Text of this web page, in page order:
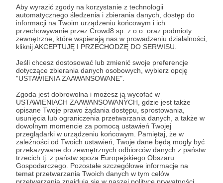
Aby wyrazić zgody na korzystanie z technologii
automatycznego śledzenia i zbierania danych, dostęp do
informacji na Twoim urządzeniu końcowym i ich
przechowywanie przez Crowd8 sp. z o.o. oraz podmioty
zewnętrzne, które wspierają nas w prowadzeniu działalności,
kliknij AKCEPTUJĘ I PRZECHODZĘ DO SERWISU.
Jeśli chcesz dostosować lub zmienić swoje preferencje
dotyczące zbierania danych osobowych, wybierz opcję
"USTAWIENIA ZAAWANSOWANE".
Zgoda jest dobrowolna i możesz ją wycofać w
USTAWIENIACH ZAAWANSOWANYCH, gdzie jest także
opisane Twoje prawo żądania dostępu, sprostowania,
usunięcia lub ograniczenia przetwarzania danych, a także w
dowolnym momencie za pomocą ustawień Twojej
przeglądarki w urządzeniu końcowym. Pamiętaj, że w
zależności od Twoich ustawień, Twoje dane będą mogły być
przekazywane do zewnętrznych odbiorców danych z państw
trzecich tj. z państw spoza Europejskiego Obszaru
Gospodarczego. Pozostałe szczegółowe informacje na
temat przetwarzania Twoich danych w tym celów
Przy zapalonym świetle – podcast
Zobacz profil autora
Zobacz również
32 - Czym zajmuje się seksuolożka? -
Magda Fritz
Komentarze (0)